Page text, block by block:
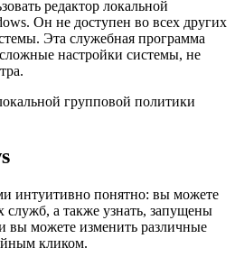
редактор локальной
Он не доступен во всех других
Эта служебная программа
настройки системы, не
групповой политики
интуитивно понятно: вы можете
служб, а также узнать, запущены
вы можете изменить различные
кликом.